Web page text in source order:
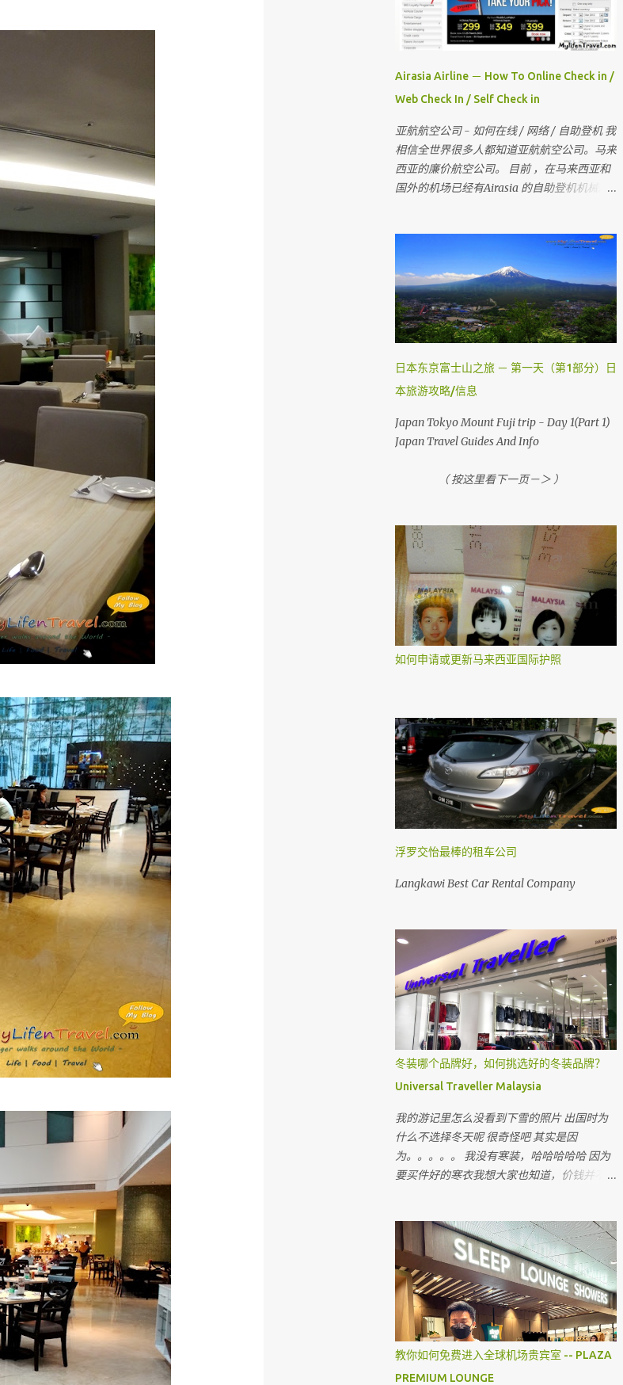
Airasia Airline － How To Online Check in /
Web Check In / Self Check in
亚航航空公司 - 如何在线 / 网络 / 自助登机 我
相信全世界很多人都知道亚航航空公司。马来
西亚的廉价航空公司。 目前 ，在马来西亚和
国外的机场已经有Airasia 的自助登机机械。
是要多给额外的手续费 。 所以 ， 记得在去机
场前在家里自己做自助登机 。 要怎样做？？
今天我就来教教大家 请记住，你可以在起飞
时间前四小时网上办理登机手续 。四小时后
，就需要到机场自助登机机械办理登机手续。
国内航班如吉隆坡，古晋，哥打京那巴鲁，柔
佛，槟城等等前，在1个小时前还可以网上办
理登机手续。 （ Airasia 会任何时刻会有变动
， 请上网检查 ） 首先，去 亚洲航空网站 。
然后你会看到 Web Check in ， 按它
日本东京富士山之旅 － 第一天（第1部分）日
本旅游攻略/信息
Japan Tokyo Mount Fuji trip - Day 1(Part 1)
Japan Travel Guides And Info
（ 按这里看下一页－＞ ）
如何申请或更新马来西亚国际护照
浮罗交怡最棒的租车公司
Langkawi Best Car Rental Company
冬装哪个品牌好，如何挑选好的冬装品牌？
Universal Traveller Malaysia
我的游记里怎么没看到下雪的照片 出国时为
什么不选择冬天呢 很奇怪吧 其实是因
为。。。。。 我没有寒装，哈哈哈哈哈 因为
要买件好的寒衣我想大家也知道，价钱并不便
都省在哪里呢 ？ 就是省在买寒衣，如果亲戚
朋友有，和他们借，对不对 最近听到很多朋
友说上网买会比较值得 但很多我认识的朋友
上网买后，都会建议我不要上网买，为什么呢
教你如何免费进入全球机场贵宾室 -- PLAZA
PREMIUM LOUNGE